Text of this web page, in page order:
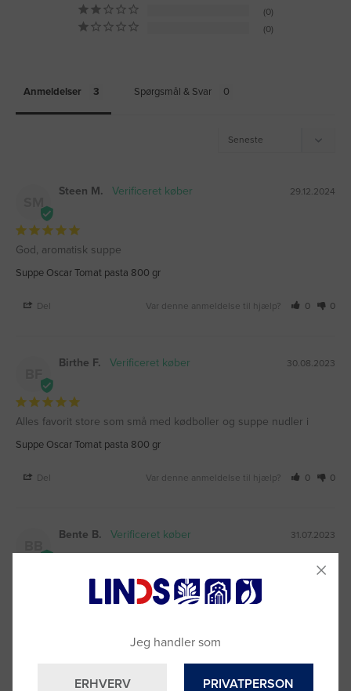
0
0
Anmeldelser Spørgsmål & Svar
29.12.2024
Steen M.
God, aromatisk suppe
Suppe Oscar Tomat pasta 800 gr
Del Var denne anmeldelse til hjælp? 0 0
30.08.2023
Birthe F.
Alles favorit store som små med kødboller og suppe nudler i
Suppe Oscar Tomat pasta 800 gr
Del Var denne anmeldelse til hjælp? 0 0
31.07.2023
Bente B.
Den smager fantastisk, og er selvfølgelig god til tomatsuppe.
Var denne anmeldelse til hjælp?
Jeg handler som
ERHVERV PRIVATPERSON